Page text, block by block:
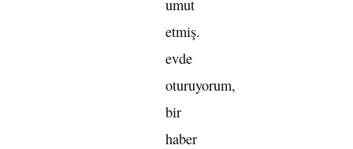
umut
etmiş.
evde
oturuyorum,
bir
haber